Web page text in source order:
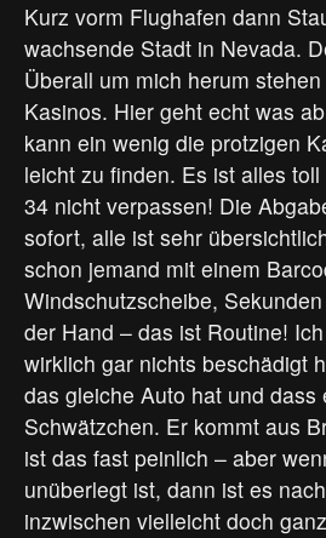
Kurz vorm Flughafen dann
wachsende Stadt in Nevada.
Überall um mich herum
Kasinos. Hier geht echt was
kann ein wenig die protzigen
leicht zu finden. Es ist alles
34 nicht verpassen! Die
sofort, alle ist sehr
schon jemand mit einem
Windschutzscheibe,
der Hand – das ist Routine!
wirklich gar nichts beschädigt
das gleiche Auto hat und
Schwätzchen. Er kommt aus
ist das fast peinlich – aber
unüberlegt ist, dann ist es
inzwischen vielleicht doch